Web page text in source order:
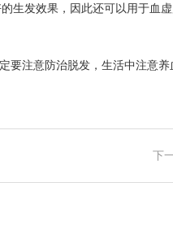
生发效果，因此还可以用于血
要注意防治脱发，生活中注意
下